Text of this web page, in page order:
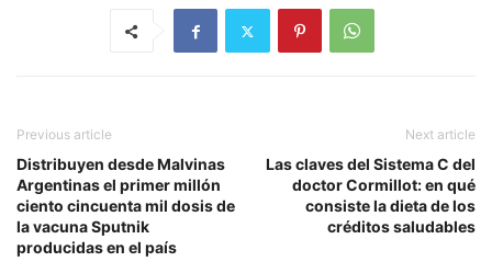
Previous article
Distribuyen desde Malvinas
Argentinas el primer millón
ciento cincuenta mil dosis de
la vacuna Sputnik
producidas en el país
Next article
Las claves del Sistema C del
doctor Cormillot: en qué
consiste la dieta de los
créditos saludables